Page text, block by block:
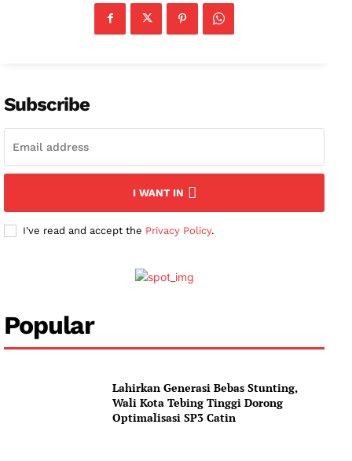
About
Subscribe
I WANT IN
I've read and accept the Privacy Policy.
Popular
Lahirkan Generasi Bebas Stunting,
Wali Kota Tebing Tinggi Dorong
Optimalisasi SP3 Catin